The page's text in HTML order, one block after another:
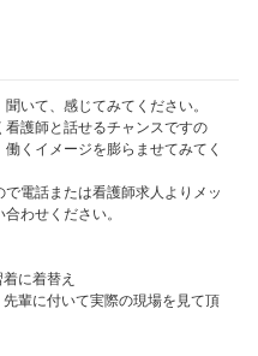
いて、感じてみてください。
護師と話せるチャンスですの
くイメージを膨らませてみてく
電話または看護師求人よりメッ
わせください。
に着替え
輩に付いて実際の現場を見て頂